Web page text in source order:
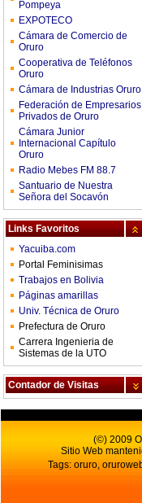
Pompeya
EXPOTECO
Cámara de Comercio de
Oruro
Cooperativa de Teléfonos
Oruro
Cámara de Industrias Oruro
Federación de Empresarios
Privados de Oruro
Cámara Junior
Internacional Capítulo
Oruro
Radio Mebes FM 88.7
Santuario de Nuestra
Señora del Socavón
Links Favoritos
Yacuiba.com
Portal Feminisimas
Trabajos en Bolivia
Páginas amarillas
Univ. Técnica de Oruro
Prefectura de Oruro
Carrera Ingenieria de
Sistemas de la UTO
Contador de Visitas
(©) 2009
Sitio Web
Tags: oruro,